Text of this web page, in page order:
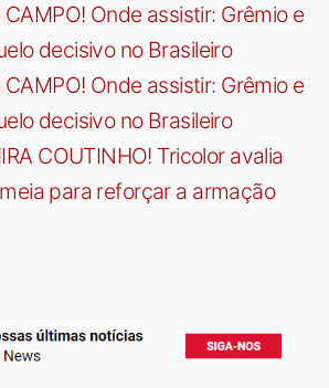
CAMPO! Onde assistir: Grêmio e
decisivo no Brasileiro
CAMPO! Onde assistir: Grêmio e
decisivo no Brasileiro
COUTINHO! Tricolor avalia
para reforçar a armação